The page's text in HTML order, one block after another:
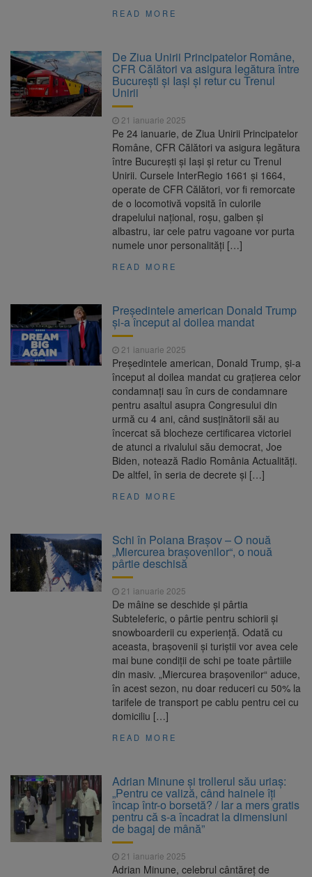
READ MORE
De Ziua Unirii Principatelor Române,
CFR Călători va asigura legătura între
București și Iași și retur cu Trenul
Unirii
21 ianuarie 2025
Pe 24 ianuarie, de Ziua Unirii Principatelor
Române, CFR Călători va asigura legătura
între București și Iași și retur cu Trenul
Unirii. Cursele InterRegio 1661 și 1664,
operate de CFR Călători, vor fi remorcate
de o locomotivă vopsită în culorile
drapelului național, roșu, galben și
albastru, iar cele patru vagoane vor purta
numele unor personalități […]
READ MORE
Preşedintele american Donald Trump
şi-a început al doilea mandat
21 ianuarie 2025
Preşedintele american, Donald Trump, şi-a
început al doilea mandat cu graţierea celor
condamnaţi sau în curs de condamnare
pentru asaltul asupra Congresului din
urmă cu 4 ani, când susţinătorii săi au
încercat să blocheze certificarea victoriei
de atunci a rivalului său democrat, Joe
Biden, notează Radio România Actualități.
De altfel, în seria de decrete şi […]
READ MORE
Schi în Poiana Brașov – O nouă
„Miercurea brașovenilor“, o nouă
pârtie deschisă
21 ianuarie 2025
De mâine se deschide și pârtia
Subteleferic, o pârtie pentru schiorii și
snowboarderii cu experiență. Odată cu
aceasta, brașovenii și turiștii vor avea cele
mai bune condiții de schi pe toate pârtiile
din masiv. „Miercurea brașovenilor“ aduce,
în acest sezon, nu doar reduceri cu 50% la
tarifele de transport pe cablu pentru cei cu
domiciliu […]
READ MORE
Adrian Minune și trollerul său uriaș:
„Pentru ce valiză, când hainele îți
încap într-o borsetă? / Iar a mers gratis
pentru că s-a încadrat la dimensiuni
de bagaj de mână”
21 ianuarie 2025
Adrian Minune, celebrul cântăreț de